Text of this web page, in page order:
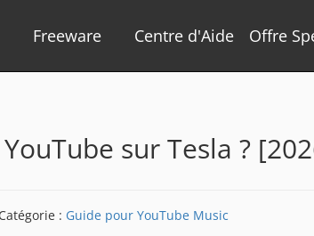
Freeware Centre d'Aide Offre
sur Tesla ?
Catégorie : Guide pour YouTube Music